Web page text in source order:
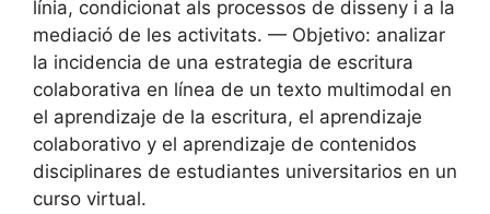
línia, condicionat als processos de disseny i a la
mediació de les activitats. — Objetivo: analizar
la incidencia de una estrategia de escritura
colaborativa en línea de un texto multimodal en
el aprendizaje de la escritura, el aprendizaje
colaborativo y el aprendizaje de contenidos
disciplinares de estudiantes universitarios en un
curso virtual.